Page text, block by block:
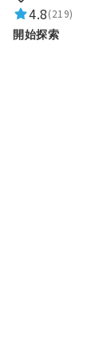
4.8(219)
開始探索